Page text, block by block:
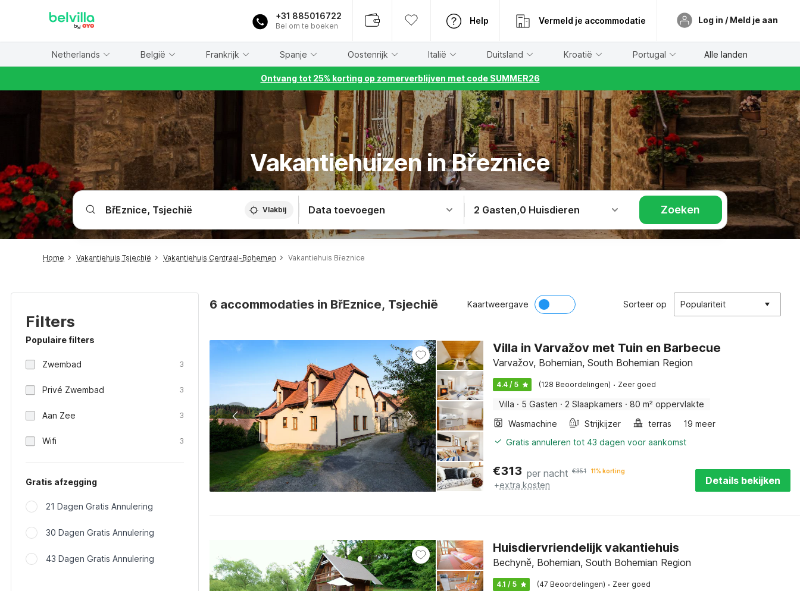
+31 885016722
Bel om te boeken
Help Vermeld je accommodatie Log in / Meld je aan
Netherlands België Frankrijk Spanje Oostenrijk Italië Duitsland Kroatië Portugal Alle landen
Ontvang tot 25% korting op zomerverblijven met code SUMMER26
Vakantiehuizen in Březnice
Vlakbij Data toevoegen 2 Gasten,0 Huisdieren Zoeken
Home Vakantiehuis Tsjechië Vakantiehuis Centraal-Bohemen Vakantiehuis Březnice
Filters
Populaire filters
Zwembad 3
Privé Zwembad 3
Aan Zee 3
Wifi 3
Gratis afzegging
21 Dagen Gratis Annulering
30 Dagen Gratis Annulering
43 Dagen Gratis Annulering
6 accommodaties in BřEznice, Tsjechië Kaartweergave Sorteer op Populariteit
Villa in Varvažov met Tuin en Barbecue
Varvažov, Bohemian, South Bohemian Region
4.4 / 5 (128 Beoordelingen) · Zeer goed
Villa · 5 Gasten · 2 Slaapkamers · 80 m² oppervlakte
Wasmachine
Strijkijzer terras
19 meer
Gratis annuleren tot 43 dagen voor aankomst
€313 per nacht €351 11% korting
+extra kosten Details bekijken
Huisdiervriendelijk vakantiehuis
Bechyně, Bohemian, South Bohemian Region
4.1 / 5 (47 Beoordelingen) · Zeer goed